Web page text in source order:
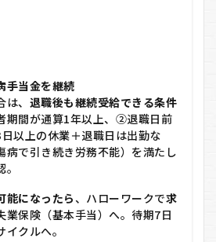
手当金を継続
、 退職後も継続受給できる条件
期間が通算1年以上、②退職日前
以上の休業＋退職日は出勤な
病で引き続き労務不能）を満たし
能になったら、ハローワークで求
保険（基本手当）へ。待期7日
クルへ。